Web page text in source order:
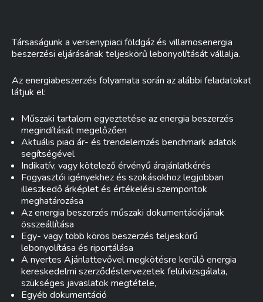
Társaságunk a versenypiaci földgáz és villamosenergia
beszerzési eljárásának teljeskörű lebonyolítását vállalja.
Az energiabeszerzés folyamata során az alábbi feladatokat
látjuk el:
Műszaki tartalom egyeztetése az energia beszerzés
megindítását megelőzően
Aktuális piaci ár- és trendelemzés benchmark adatok
segítségével
Indikatív, vagy kötelező érvényű árajánlatkérés
Fogyasztói igényekhez és szokásokhoz legjobban
illeszkedő árképlet és értékelési szempontok
meghatározása
Az energia beszerzés műszaki dokumentációjának
összeállítása
Egy- vagy több körös beszerzés teljeskörű
lebonyolítása és riportálása
A nyertes Ajánlattevővel megkötésre kerülő energia
kereskedelmi szerződéstervezetek felülvizsgálata,
szükséges javaslatok megtétele,
Egyéb dokumentáció